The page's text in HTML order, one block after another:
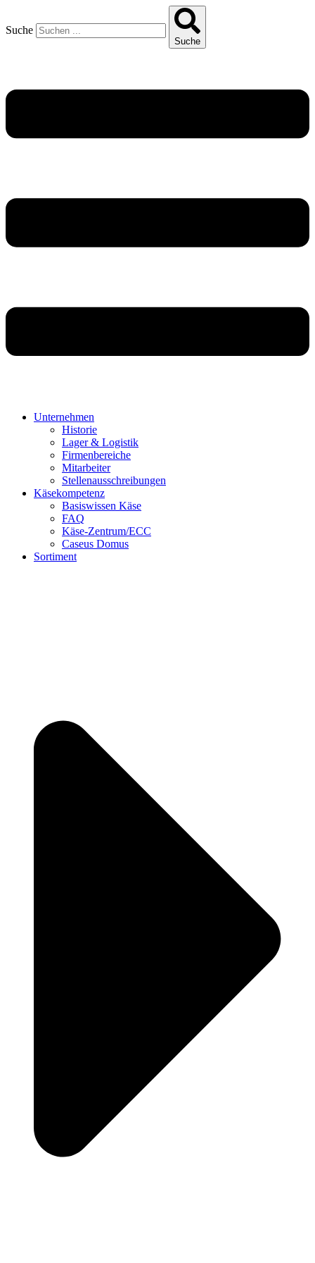
Suche
Suche
Unternehmen
Historie
Lager & Logistik
Firmenbereiche
Mitarbeiter
Stellenausschreibungen
Käsekompetenz
Basiswissen Käse
FAQ
Käse-Zentrum/ECC
Caseus Domus
Sortiment